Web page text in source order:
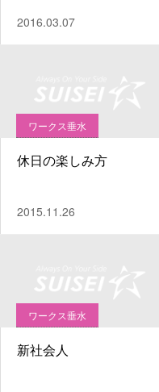
2016.03.07
ワークス垂水
休日の楽しみ方
2015.11.26
ワークス垂水
新社会人